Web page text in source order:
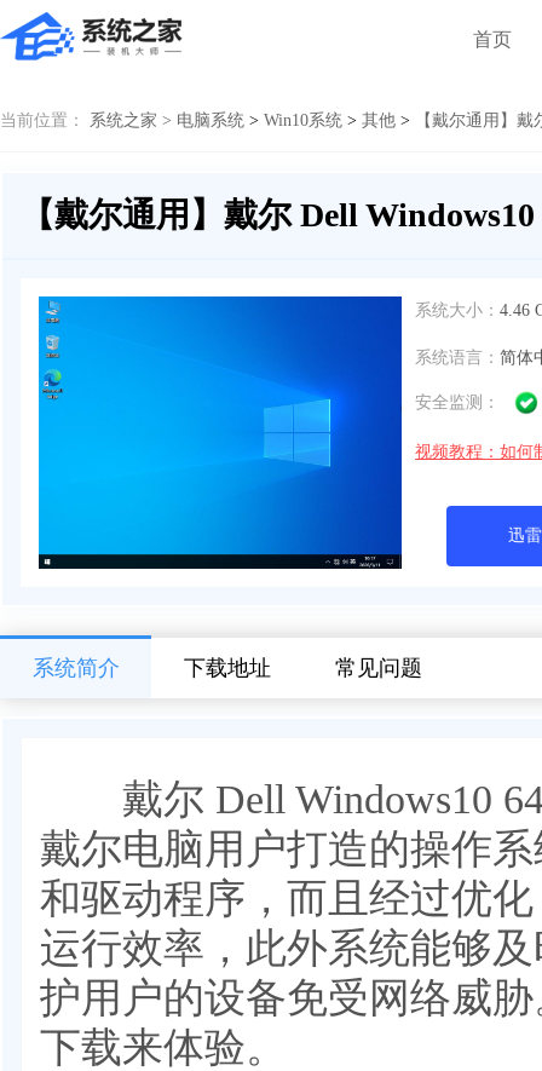
首页
当前位置： 系统之家 > 电脑系统 > Win10系统 > 其他 > 【戴尔通用】
【戴尔通用】戴尔 Dell
系统大小：4.46
系统语言：简体
安全监测：
视频教程：如何
迅
系统简介 下载地址 常见问题
戴尔 Dell Windows10
戴尔电脑用户打造的操作
和驱动程序，而且经过优
运行效率，此外系统能够
护用户的设备免受网络威
下载来体验。